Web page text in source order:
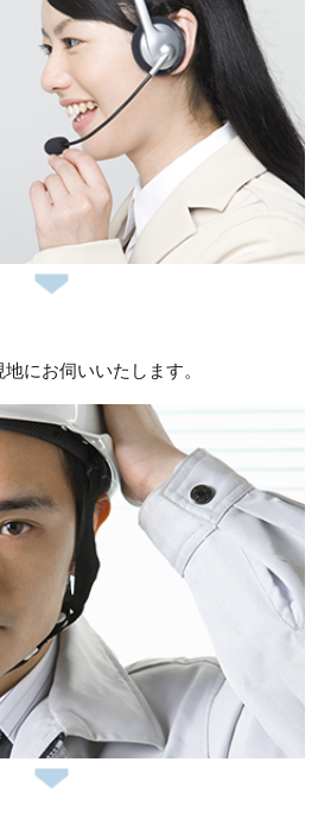
面蛇口の交換でお伺いしました
屋外の排水詰まりでお伺いいた
式トイレの交換でお伺いいたし
バス水栓の交換工事でお伺いい
例の一覧はこちら
にお伺いいたします。